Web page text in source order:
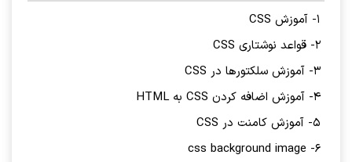
1- آموزش CSS
2- قواعد نوشتاری CSS
3- آموزش سلکتورها در CSS
4- آموزش اضافه کردن CSS به HTML
5- آموزش کامنت در CSS
6- css background image